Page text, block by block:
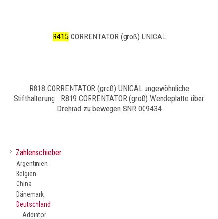
R415CORRENTATOR (groß) UNICAL
R818 CORRENTATOR (groß) UNICAL ungewöhnliche
Stifthalterung R819 CORRENTATOR (groß) Wendeplatte über
Drehrad zu bewegen SNR 009434
› Zahlenschieber
Argentinien
Belgien
China
Dänemark
Deutschland
Addiator